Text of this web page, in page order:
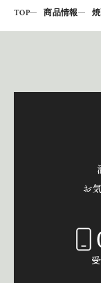
TOP 商品情報
お